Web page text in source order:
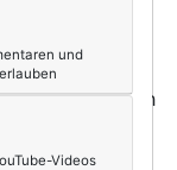
Jahre alt,
Dasein in
habe ich
gefunden: Das
sich wie der
und
Videos